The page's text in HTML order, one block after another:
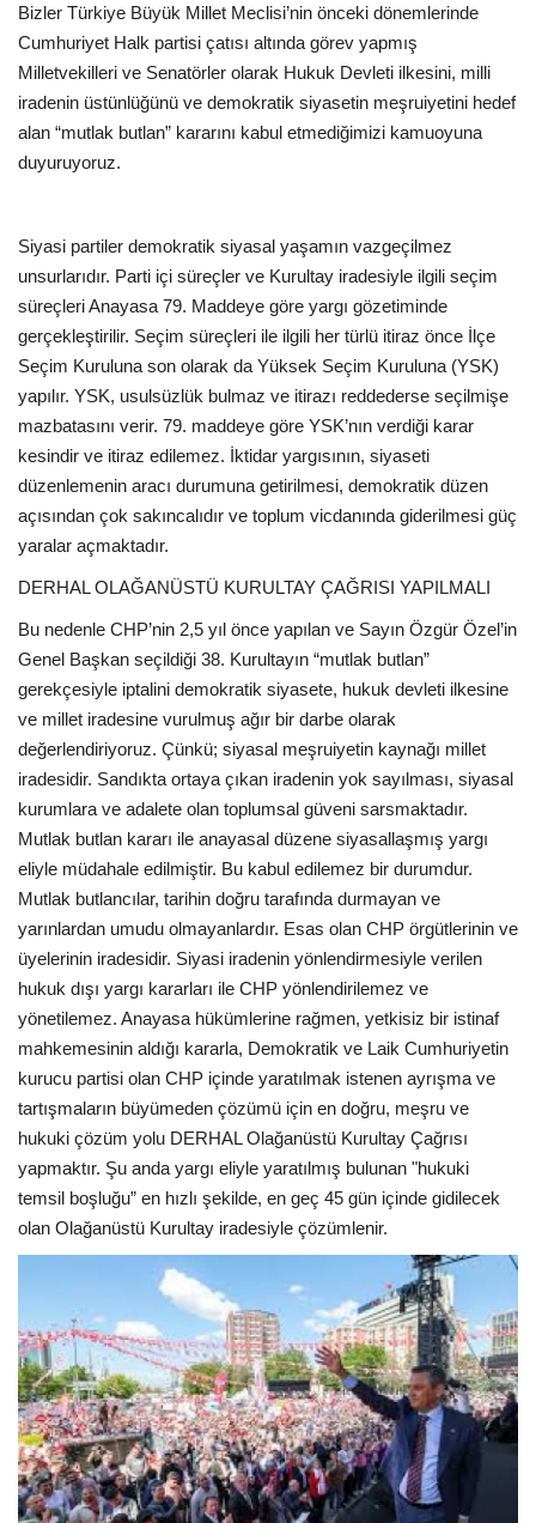
Bizler Türkiye Büyük Millet Meclisi’nin önceki dönemlerinde
Cumhuriyet Halk partisi çatısı altında görev yapmış
Milletvekilleri ve Senatörler olarak Hukuk Devleti ilkesini, milli
iradenin üstünlüğünü ve demokratik siyasetin meşruiyetini hedef
alan “mutlak butlan” kararını kabul etmediğimizi kamuoyuna
duyuruyoruz.
Siyasi partiler demokratik siyasal yaşamın vazgeçilmez
unsurlarıdır. Parti içi süreçler ve Kurultay iradesiyle ilgili seçim
süreçleri Anayasa 79. Maddeye göre yargı gözetiminde
gerçekleştirilir. Seçim süreçleri ile ilgili her türlü itiraz önce İlçe
Seçim Kuruluna son olarak da Yüksek Seçim Kuruluna (YSK)
yapılır. YSK, usulsüzlük bulmaz ve itirazı reddederse seçilmişe
mazbatasını verir. 79. maddeye göre YSK’nın verdiği karar
kesindir ve itiraz edilemez. İktidar yargısının, siyaseti
düzenlemenin aracı durumuna getirilmesi, demokratik düzen
açısından çok sakıncalıdır ve toplum vicdanında giderilmesi güç
yaralar açmaktadır.
DERHAL OLAĞANÜSTÜ KURULTAY ÇAĞRISI YAPILMALI
Bu nedenle CHP’nin 2,5 yıl önce yapılan ve Sayın Özgür Özel’in
Genel Başkan seçildiği 38. Kurultayın “mutlak butlan”
gerekçesiyle iptalini demokratik siyasete, hukuk devleti ilkesine
ve millet iradesine vurulmuş ağır bir darbe olarak
değerlendiriyoruz. Çünkü; siyasal meşruiyetin kaynağı millet
iradesidir. Sandıkta ortaya çıkan iradenin yok sayılması, siyasal
kurumlara ve adalete olan toplumsal güveni sarsmaktadır.
Mutlak butlan kararı ile anayasal düzene siyasallaşmış yargı
eliyle müdahale edilmiştir. Bu kabul edilemez bir durumdur.
Mutlak butlancılar, tarihin doğru tarafında durmayan ve
yarınlardan umudu olmayanlardır. Esas olan CHP örgütlerinin ve
üyelerinin iradesidir. Siyasi iradenin yönlendirmesiyle verilen
hukuk dışı yargı kararları ile CHP yönlendirilemez ve
yönetilemez. Anayasa hükümlerine rağmen, yetkisiz bir istinaf
mahkemesinin aldığı kararla, Demokratik ve Laik Cumhuriyetin
kurucu partisi olan CHP içinde yaratılmak istenen ayrışma ve
tartışmaların büyümeden çözümü için en doğru, meşru ve
hukuki çözüm yolu DERHAL Olağanüstü Kurultay Çağrısı
yapmaktır. Şu anda yargı eliyle yaratılmış bulunan "hukuki
temsil boşluğu” en hızlı şekilde, en geç 45 gün içinde gidilecek
olan Olağanüstü Kurultay iradesiyle çözümlenir.